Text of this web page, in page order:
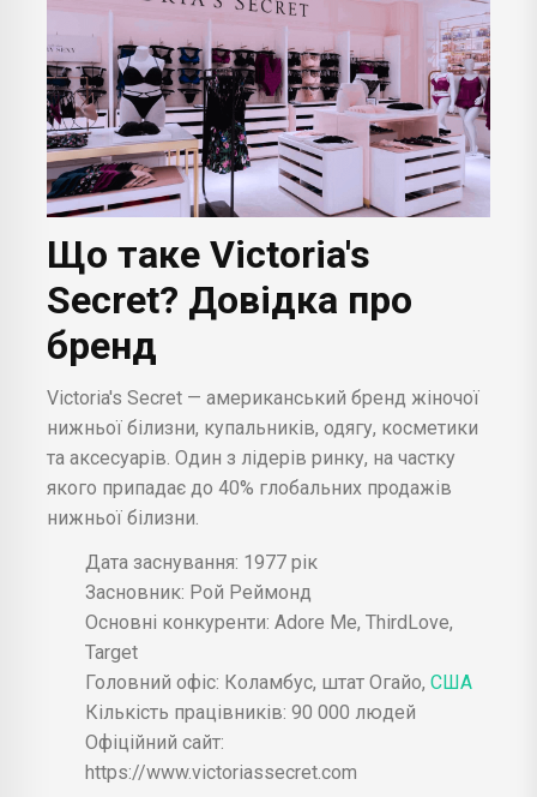
Що таке Victoria's
Secret? Довідка про
бренд
Victoria's Secret — американський бренд жіночої
нижньої білизни, купальників, одягу, косметики
та аксесуарів. Один з лідерів ринку, на частку
якого припадає до 40% глобальних продажів
нижньої білизни.
Дата заснування: 1977 рік
Засновник: Рой Реймонд
Основні конкуренти: Adore Me, ThirdLove,
Target
Головний офіс: Коламбус, штат Огайо, США
Кількість працівників: 90 000 людей
Офіційний сайт:
https://www.victoriassecret.com